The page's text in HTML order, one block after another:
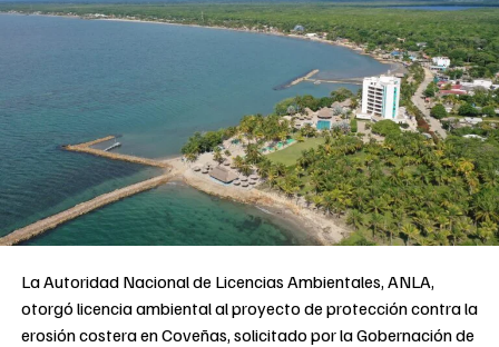
La Autoridad Nacional de Licencias Ambientales, ANLA,
otorgó licencia ambiental al proyecto de protección contra la
erosión costera en Coveñas, solicitado por la Gobernación de